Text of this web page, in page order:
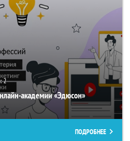
2
академии «Эдюсон»
ПОДРОБНЕЕ